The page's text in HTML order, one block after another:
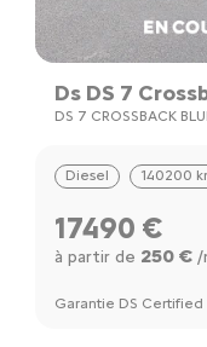
Ds DS 7
DS 7 CROSSBACK
Diesel 140200
17490 €
à partir de 250 €/
Garantie DS Certified